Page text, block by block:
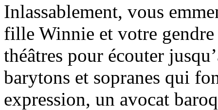
Inlassablement, vous
fille Winnie et votre gendre
théâtres pour écouter
barytons et sopranes qui
expression, un avocat